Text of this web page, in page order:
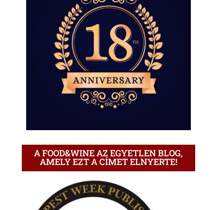
A FOOD&WINE AZ EGYETLEN BLOG,
AMELY EZT A CÍMET ELNYERTE!